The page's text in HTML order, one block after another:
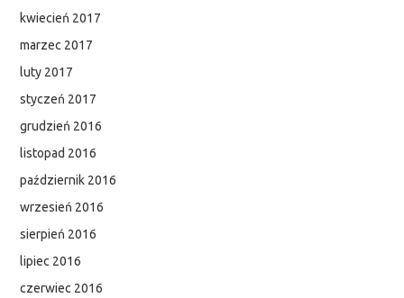
kwiecień 2017
marzec 2017
luty 2017
styczeń 2017
grudzień 2016
listopad 2016
październik 2016
wrzesień 2016
sierpień 2016
lipiec 2016
czerwiec 2016